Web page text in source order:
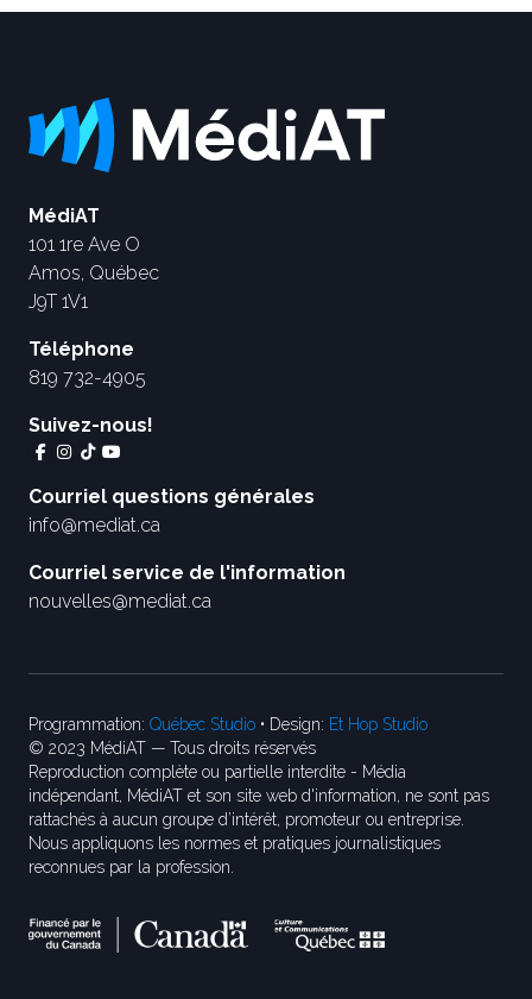
MédiAT
101 1re Ave O
Amos, Québec
J9T 1V1
Téléphone
819 732-4905
Suivez-nous!
Courriel questions générales
info@mediat.ca
Courriel service de l'information
nouvelles@mediat.ca
Programmation: Québec Studio • Design: Et Hop Studio
© 2023 MédiAT — Tous droits réservés
Reproduction complète ou partielle interdite - Média
indépendant, MédiAT et son site web d'information, ne sont pas
rattachés à aucun groupe d’intérêt, promoteur ou entreprise.
Nous appliquons les normes et pratiques journalistiques
reconnues par la profession.